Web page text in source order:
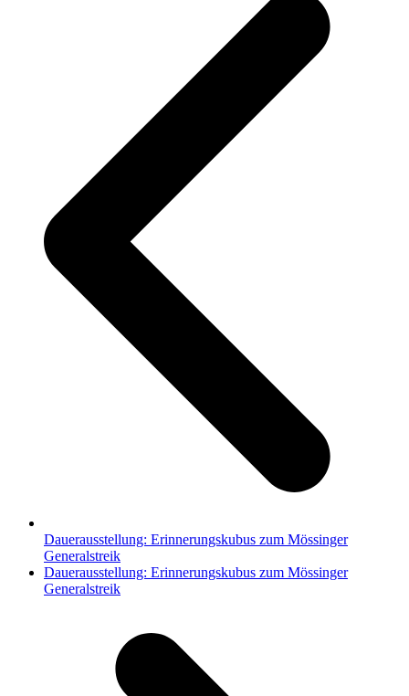
Dauerausstellung: Erinnerungskubus zum Mössinger
Generalstreik
Nächster
Beitrag:
Dauerausstellung: Erinnerungskubus zum Mössinger
Generalstreik